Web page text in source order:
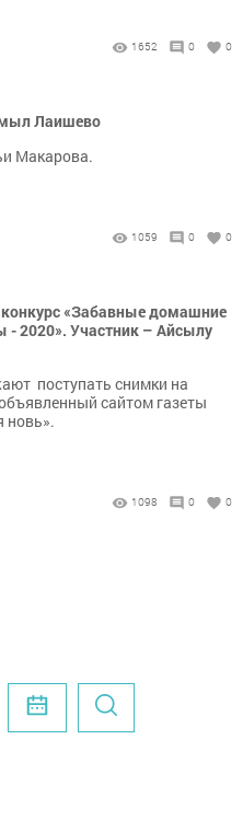
1652 0 0
Лаишево
Макарова.
1059 0 0
«Забавные домашние
2020». Участник – Айсылу
поступать снимки на
сайтом газеты
новь».
1098 0 0